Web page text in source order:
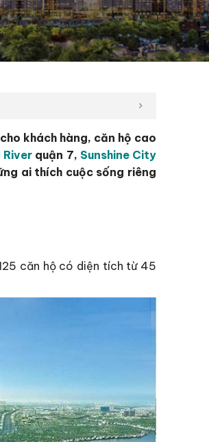
khách hàng, căn hộ cao
River quận 7, Sunshine City
ai thích cuộc sống riêng
căn hộ có diện tích từ 45